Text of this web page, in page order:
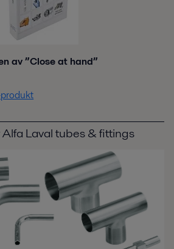
av ”Close at hand”
Alfa Laval tubes & fittings